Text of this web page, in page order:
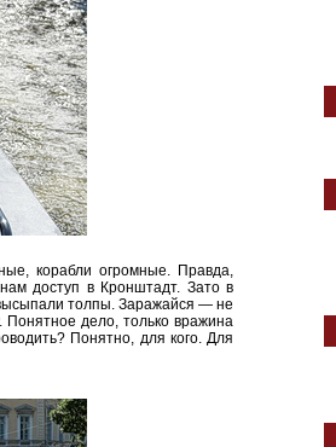
корабли огромные. Правда,
доступ в Кронштадт. Зато в
толпы. Заражайся — не
Понятное дело, только вражина
Понятно, для кого. Для